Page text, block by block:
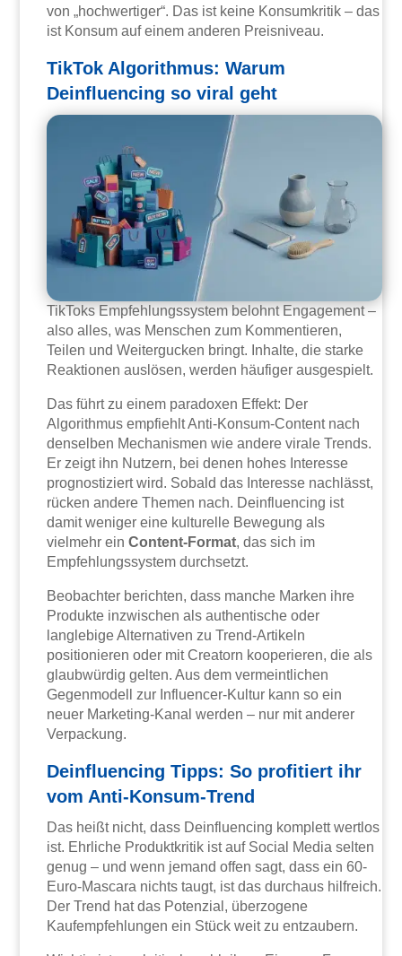
von „hochwertiger“. Das ist keine Konsumkritik – das
ist Konsum auf einem anderen Preisniveau.
TikTok Algorithmus: Warum
Deinfluencing so viral geht
TikToks Empfehlungssystem belohnt Engagement –
also alles, was Menschen zum Kommentieren,
Teilen und Weitergucken bringt. Inhalte, die starke
Reaktionen auslösen, werden häufiger ausgespielt.
Das führt zu einem paradoxen Effekt: Der
Algorithmus empfiehlt Anti-Konsum-Content nach
denselben Mechanismen wie andere virale Trends.
Er zeigt ihn Nutzern, bei denen hohes Interesse
prognostiziert wird. Sobald das Interesse nachlässt,
rücken andere Themen nach. Deinfluencing ist
damit weniger eine kulturelle Bewegung als
vielmehr einContent-Format, das sich im
Empfehlungssystem durchsetzt.
Beobachter berichten, dass manche Marken ihre
Produkte inzwischen als authentische oder
langlebige Alternativen zu Trend-Artikeln
positionieren oder mit Creatorn kooperieren, die als
glaubwürdig gelten. Aus dem vermeintlichen
Gegenmodell zur Influencer-Kultur kann so ein
neuer Marketing-Kanal werden – nur mit anderer
Verpackung.
Deinfluencing Tipps: So profitiert ihr
vom Anti-Konsum-Trend
Das heißt nicht, dass Deinfluencing komplett wertlos
ist. Ehrliche Produktkritik ist auf Social Media selten
genug – und wenn jemand offen sagt, dass ein 60-
Euro-Mascara nichts taugt, ist das durchaus hilfreich.
Der Trend hat das Potenzial, überzogene
Kaufempfehlungen ein Stück weit zu entzaubern.